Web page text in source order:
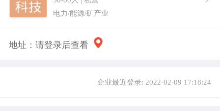
电力/能源/矿产业
地址： 请登录后查看
企业最近登录: 2022-02-09 17:18:24